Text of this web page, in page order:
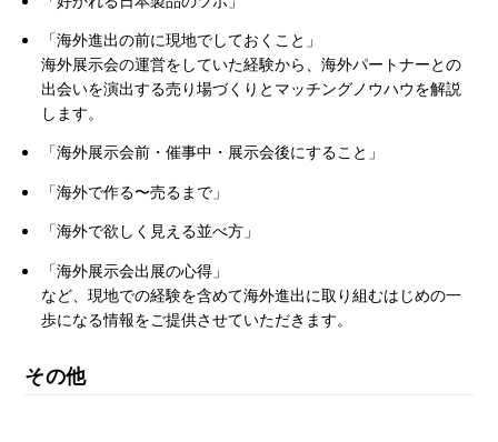
「海外進出の前に現地でしておくこと」
海外展示会の運営をしていた経験から、海外パートナーとの
出会いを演出する売り場づくりとマッチングノウハウを解説
します。
「海外展示会前・催事中・展示会後にすること」
「海外で作る〜売るまで」
「海外で欲しく見える並べ方」
「海外展示会出展の心得」
など、現地での経験を含めて海外進出に取り組むはじめの一
歩になる情報をご提供させていただきます。
その他